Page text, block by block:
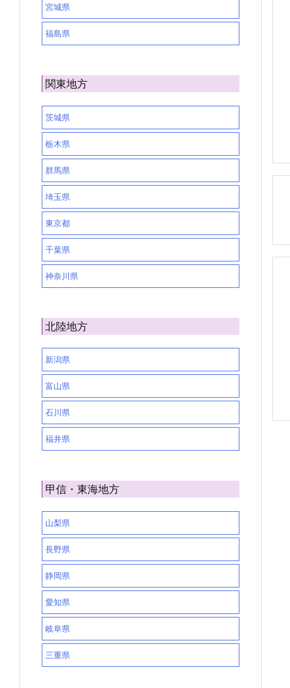
宮城県
福島県
関東地方
茨城県
栃木県
群馬県
埼玉県
東京都
千葉県
神奈川県
北陸地方
新潟県
富山県
石川県
福井県
甲信・東海地方
山梨県
長野県
静岡県
愛知県
岐阜県
三重県